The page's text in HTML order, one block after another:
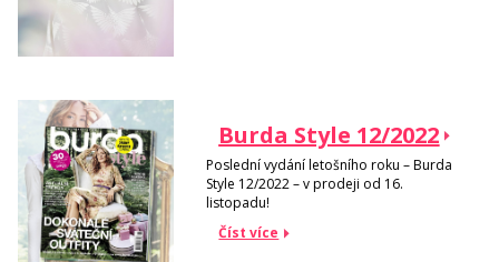
Burda Style 12/2022
Poslední vydání letošního roku – Burda
Style 12/2022 – v prodeji od 16.
listopadu!
Číst více